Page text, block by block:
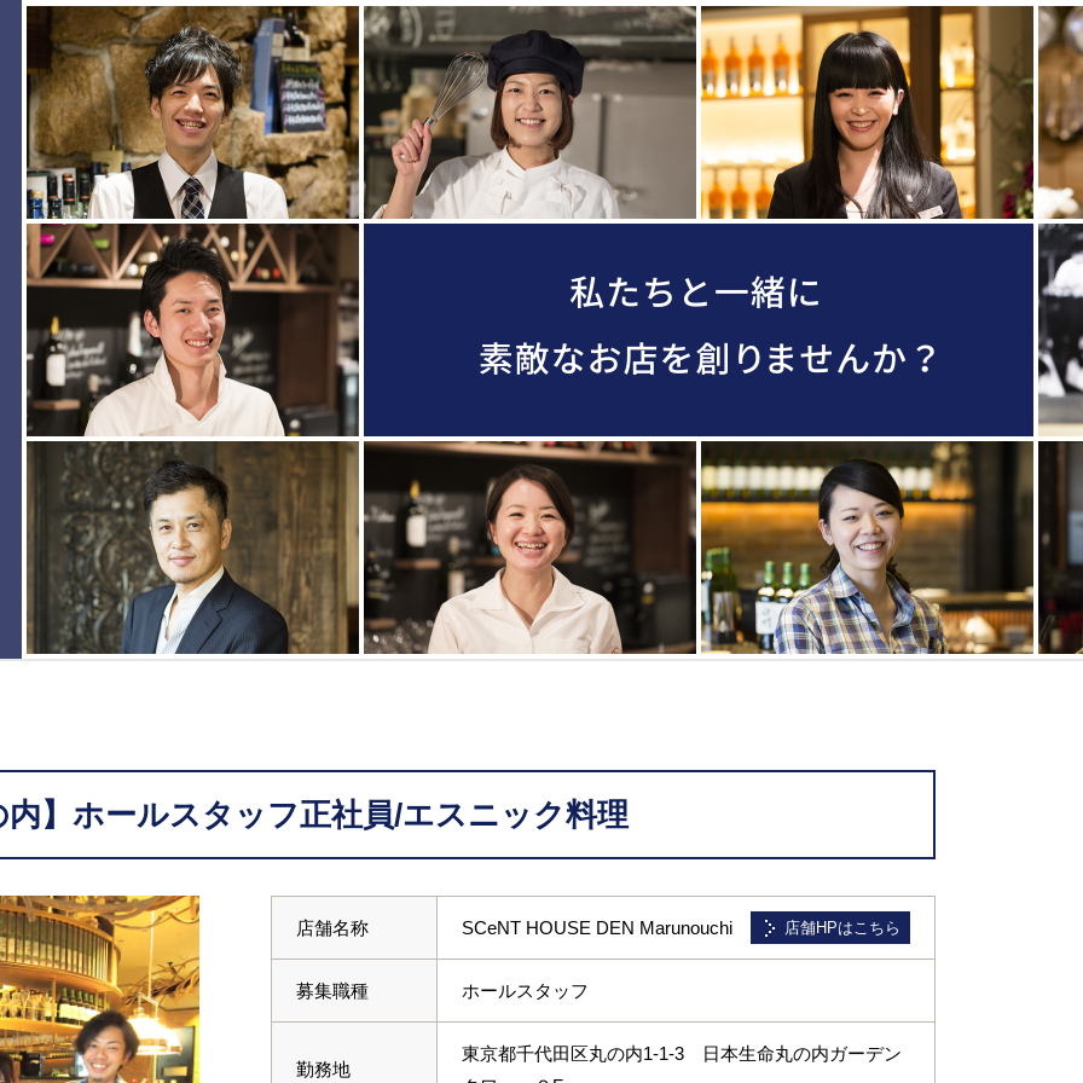
内】ホールスタッフ正社員/エスニック料理
店舗名称 SCeNT HOUSE DEN Marunouchi 店舗HPはこちら
募集職種 ホールスタッフ
勤務地
東京都千代田区丸の内1-1-3 日本生命丸の内ガーデン